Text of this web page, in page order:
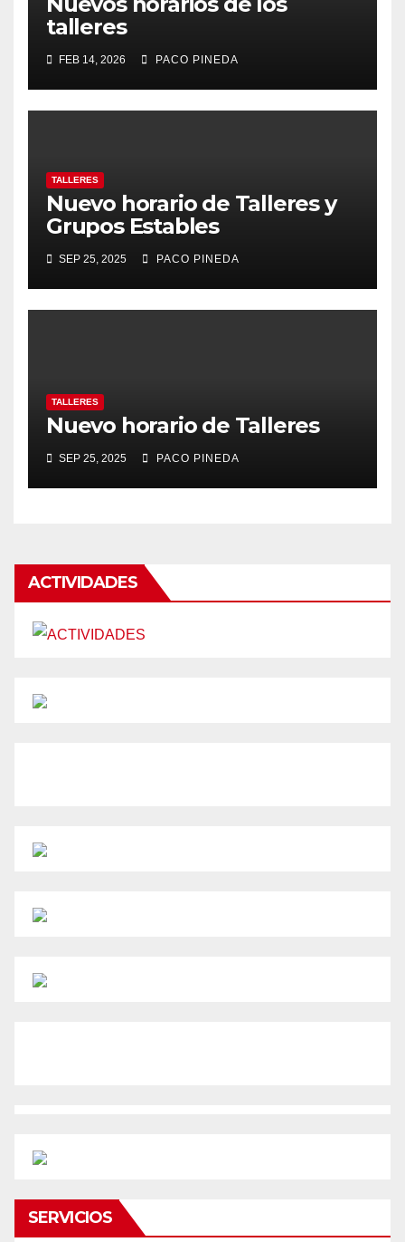
talleres
FEB 14, 2026 PACO PINEDA
TALLERES
Nuevo horario de Talleres y
Grupos Estables
SEP 25, 2025 PACO PINEDA
TALLERES
Nuevo horario de Talleres
SEP 25, 2025 PACO PINEDA
ACTIVIDADES
SERVICIOS